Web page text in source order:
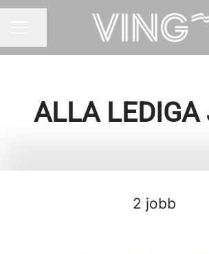
ALLA LEDIGA
2 jobb